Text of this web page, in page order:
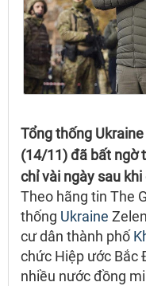
Tổng thống
(14/11) đã bất ngờ
chỉ vài ngày sau
Theo hãng tin The
thống Ukraine
cư dân thành phố
chức Hiệp ước Bắc
nhiều nước đồng